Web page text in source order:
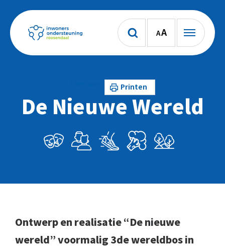
AA
Printen
De Nieuwe Wereld
Ontwerp en realisatie “De nieuwe
wereld” voormalig 3de wereldbos in